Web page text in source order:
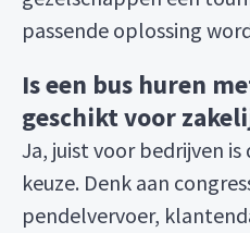
passende oplossing
Is een bus huren
geschikt voor
Ja, juist voor bedrijven
keuze. Denk aan
pendelvervoer,